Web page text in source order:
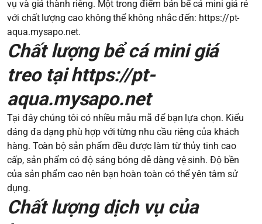
vụ và giá thành riêng. Một trong điểm bán bể cá mini giá rẻ
với chất lượng cao không thể không nhắc đến: https://pt-
aqua.mysapo.net.
Chất lượng bể cá mini giá
treo tại https://pt-
aqua.mysapo.net
Tại đây chúng tôi có nhiều mẫu mã để bạn lựa chọn. Kiểu
dáng đa dạng phù hợp với từng nhu cầu riêng của khách
hàng. Toàn bộ sản phẩm đều được làm từ thủy tinh cao
cấp, sản phẩm có độ sáng bóng dễ dàng vệ sinh. Độ bền
của sản phẩm cao nên bạn hoàn toàn có thể yên tâm sử
dụng.
Chất lượng dịch vụ của